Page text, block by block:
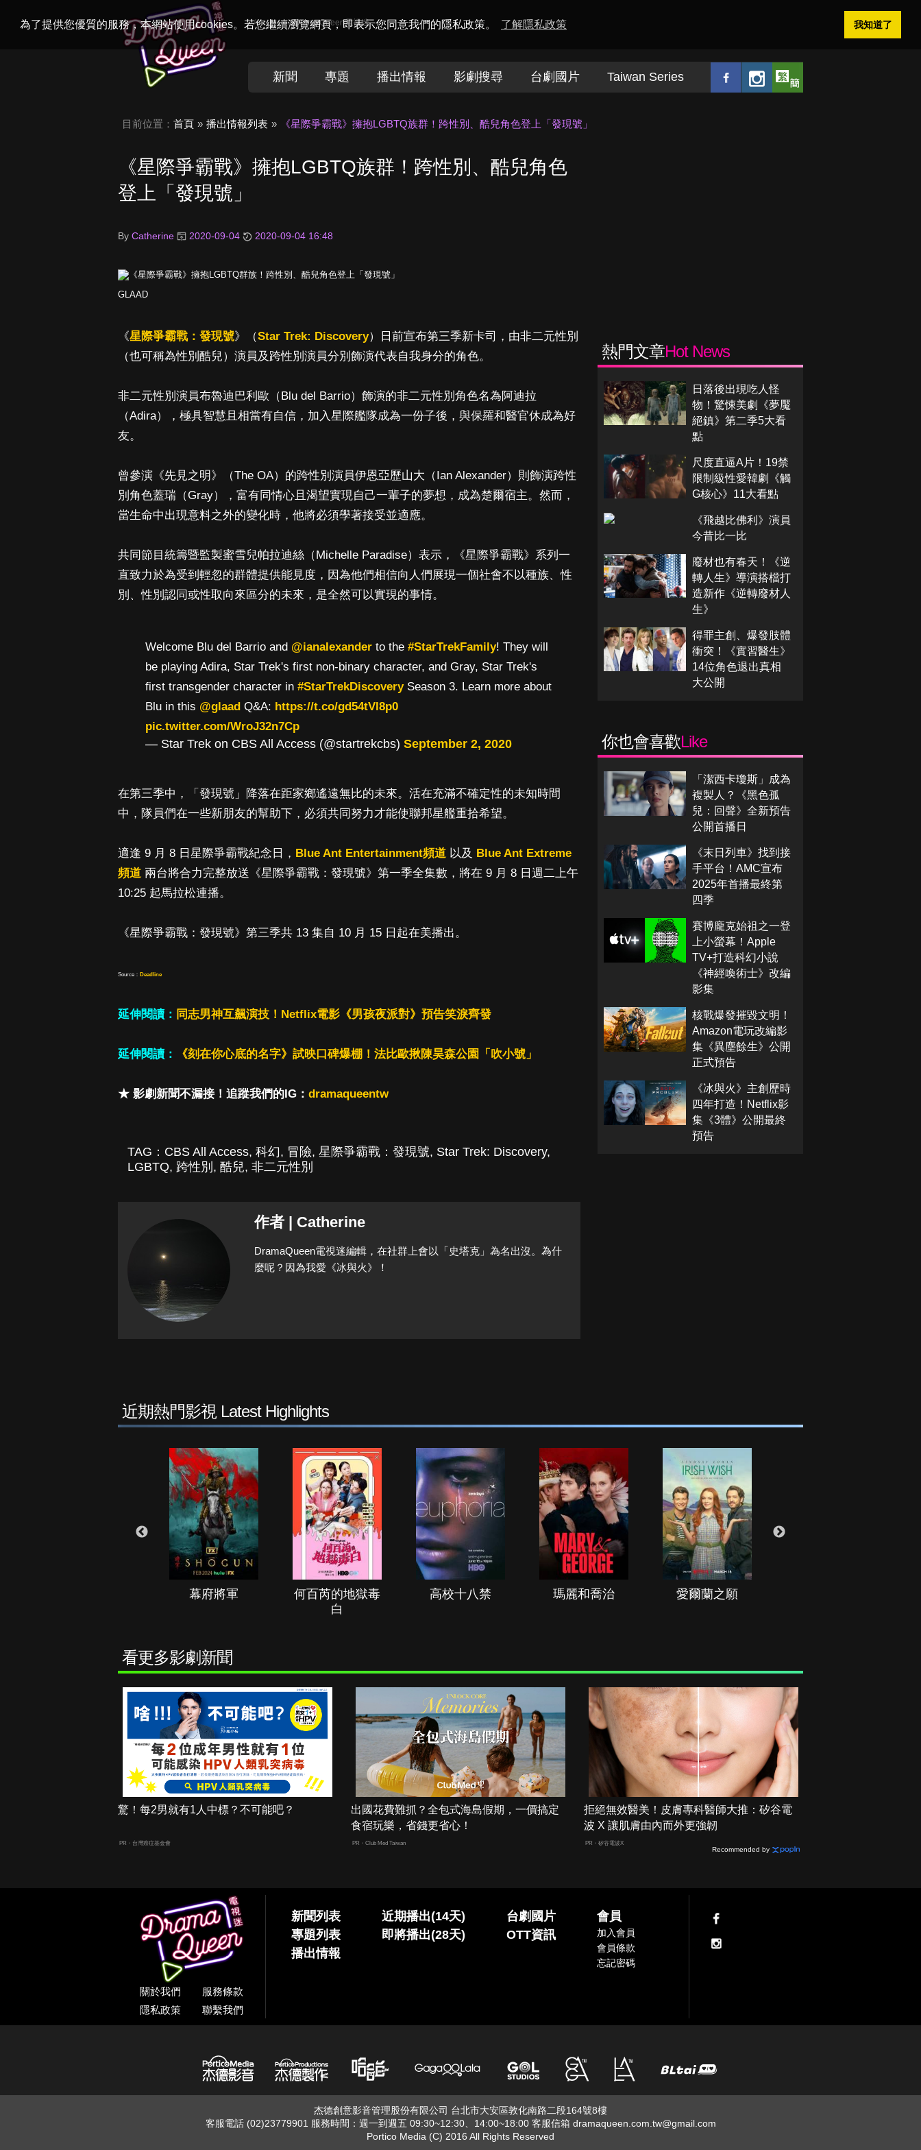
為了提供您優質的服務，本網站使用cookies。若您繼續瀏覽網頁，即表示您同意我們的隱私政策。 了解隱私政策 我知道了
Welcome toDramaQueen電視迷
新聞 專題 播出情報 影劇搜尋 台劇國片 Taiwan Series
目前位置： 首頁 播出情報列表 《星際爭霸戰》擁抱LGBTQ族群！跨性別、酷兒角色登上「發現號」
《星際爭霸戰》擁抱LGBTQ族群！跨性別、酷兒角色
登上「發現號」
By Catherine 2020-09-04 2020-09-04 16:48
GLAAD
《星際爭霸戰：發現號》（Star Trek: Discovery）日前宣布第三季新卡司，由非二元性別
（也可稱為性別酷兒）演員及跨性別演員分別飾演代表自我身分的角色。
非二元性別演員布魯迪巴利歐（Blu del Barrio）飾演的非二元性別角色名為阿迪拉
（Adira），極具智慧且相當有自信，加入星際艦隊成為一份子後，與保羅和醫官休成為好
友。
曾參演《先見之明》（The OA）的跨性別演員伊恩亞歷山大（Ian Alexander）則飾演跨性
別角色蓋瑞（Gray），富有同情心且渴望實現自己一輩子的夢想，成為楚爾宿主。然而，
當生命中出現意料之外的變化時，他將必須學著接受並適應。
共同節目統籌暨監製蜜雪兒帕拉迪絲（Michelle Paradise）表示，《星際爭霸戰》系列一
直致力於為受到輕忽的群體提供能見度，因為他們相信向人們展現一個社會不以種族、性
別、性別認同或性取向來區分的未來，是全然可以實現的事情。
Welcome Blu del Barrio and @ianaIexander to the #StarTrekFamily! They will
be playing Adira, Star Trek's first non-binary character, and Gray, Star Trek's
first transgender character in #StarTrekDiscoverySeason 3. Learn more about
Blu in this @glaad Q&A: https://t.co/gd54tVl8p0
pic.twitter.com/WroJ32n7Cp
— Star Trek on CBS All Access (@startrekcbs) September 2, 2020
在第三季中，「發現號」降落在距家鄉遙遠無比的未來。活在充滿不確定性的未知時間
中，隊員們在一些新朋友的幫助下，必須共同努力才能使聯邦星艦重拾希望。
適逢 9 月 8 日星際爭霸戰紀念日， Blue Ant Entertainment頻道 以及 Blue Ant Extreme
頻道 兩台將合力完整放送《星際爭霸戰：發現號》第一季全集數，將在 9 月 8 日週二上午
10:25 起馬拉松連播。
《星際爭霸戰：發現號》第三季共 13 集自 10 月 15 日起在美播出。
Source： Deadline
延伸閱讀： 同志男神互飆演技！Netflix電影《男孩夜派對》預告笑淚齊發
延伸閱讀： 《刻在你心底的名字》試映口碑爆棚！法比歐揪陳昊森公園「吹小號」
★ 影劇新聞不漏接！追蹤我們的IG： dramaqueentw
TAG： CBS All Access, 科幻, 冒險, 星際爭霸戰：發現號, Star Trek: Discovery,
LGBTQ, 跨性別 , 酷兒, 非二元性別
作者 | Catherine
DramaQueen電視迷編輯，在社群上會以「史塔克」為名出沒。為什
麼呢？因為我愛《冰與火》！
熱門文章Hot News
日落後出現吃人怪
物！驚悚美劇《夢魘
絕鎮》第二季5大看
點
尺度直逼A片！19禁
限制級性愛韓劇《觸
G核心》11大看點
《飛越比佛利》演員
今昔比一比
廢材也有春天！《逆
轉人生》導演搭檔打
造新作《逆轉廢材人
生》
得罪主創、爆發肢體
衝突！《實習醫生》
14位角色退出真相
大公開
你也會喜歡Like
「潔西卡瓊斯」成為
複製人？《黑色孤
兒：回聲》全新預告
公開首播日
《末日列車》找到接
手平台！AMC宣布
2025年首播最終第
四季
賽博龐克始祖之一登
上小螢幕！Apple
TV+打造科幻小說
《神經喚術士》改編
影集
核戰爆發摧毀文明！
Amazon電玩改編影
集《異塵餘生》公開
正式預告
《冰與火》主創歷時
四年打造！Netflix影
集《3體》公開最終
預告
近期熱門影視 Latest Highlights
幕府將軍
何百芮的地獄毒
白
高校十八禁 瑪麗和喬治 愛爾蘭之願
看更多影劇新聞
驚！每2男就有1人中標？不可能吧？
PR・台灣癌症基金會
出國花費難抓？全包式海島假期，一價搞定
食宿玩樂，省錢更省心！
PR・Club Med Taiwan
拒絕無效醫美！皮膚專科醫師大推：矽谷電
波 X 讓肌膚由內而外更強韌
PR・矽谷電波X
Recommended by
關於我們
服務條款
隱私政策
聯繫我們
新聞列表
專題列表
播出情報
近期播出(14天)
即將播出(28天)
台劇國片
OTT資訊
會員
加入會員
會員條款
忘記密碼
杰德創意影音管理股份有限公司 台北市大安區敦化南路二段164號8樓
客服電話 (02)23779901 服務時間：週一到週五 09:30~12:30、14:00~18:00 客服信箱 dramaqueen.com.tw@gmail.com
Portico Media (C) 2016 All Rights Reserved